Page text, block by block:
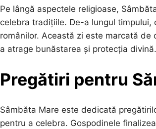
Pe lângă aspectele religioase,
celebra tradițiile. De-a lungul
românilor. Această zi este marcată
a atrage bunăstarea și protecția divină.
Pregătiri pentru
Sâmbăta Mare este dedicată
pentru a celebra. Gospodinele